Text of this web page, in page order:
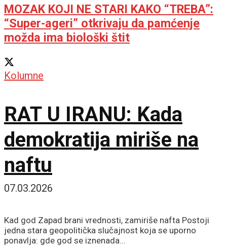
MOZAK KOJI NE STARI KAKO “TREBA”:
“Super-ageri” otkrivaju da pamćenje
možda ima biološki štit
Kolumne
RAT U IRANU: Kada
demokratija miriše na
naftu
07.03.2026
Kad god Zapad brani vrednosti, zamiriše nafta Postoji
jedna stara geopolitička slučajnost koja se uporno
ponavlja: gde god se iznenada...